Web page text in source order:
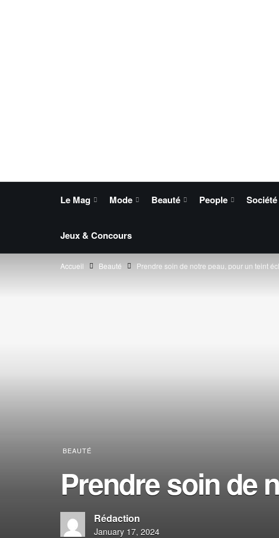
Le Mag Mode Beauté People Société
Jeux & Concours
Accueil Beauté Prendre soin de notre peau, pour un teint
BEAUTÉ
Prendre soin de
Rédaction
January 17, 2024